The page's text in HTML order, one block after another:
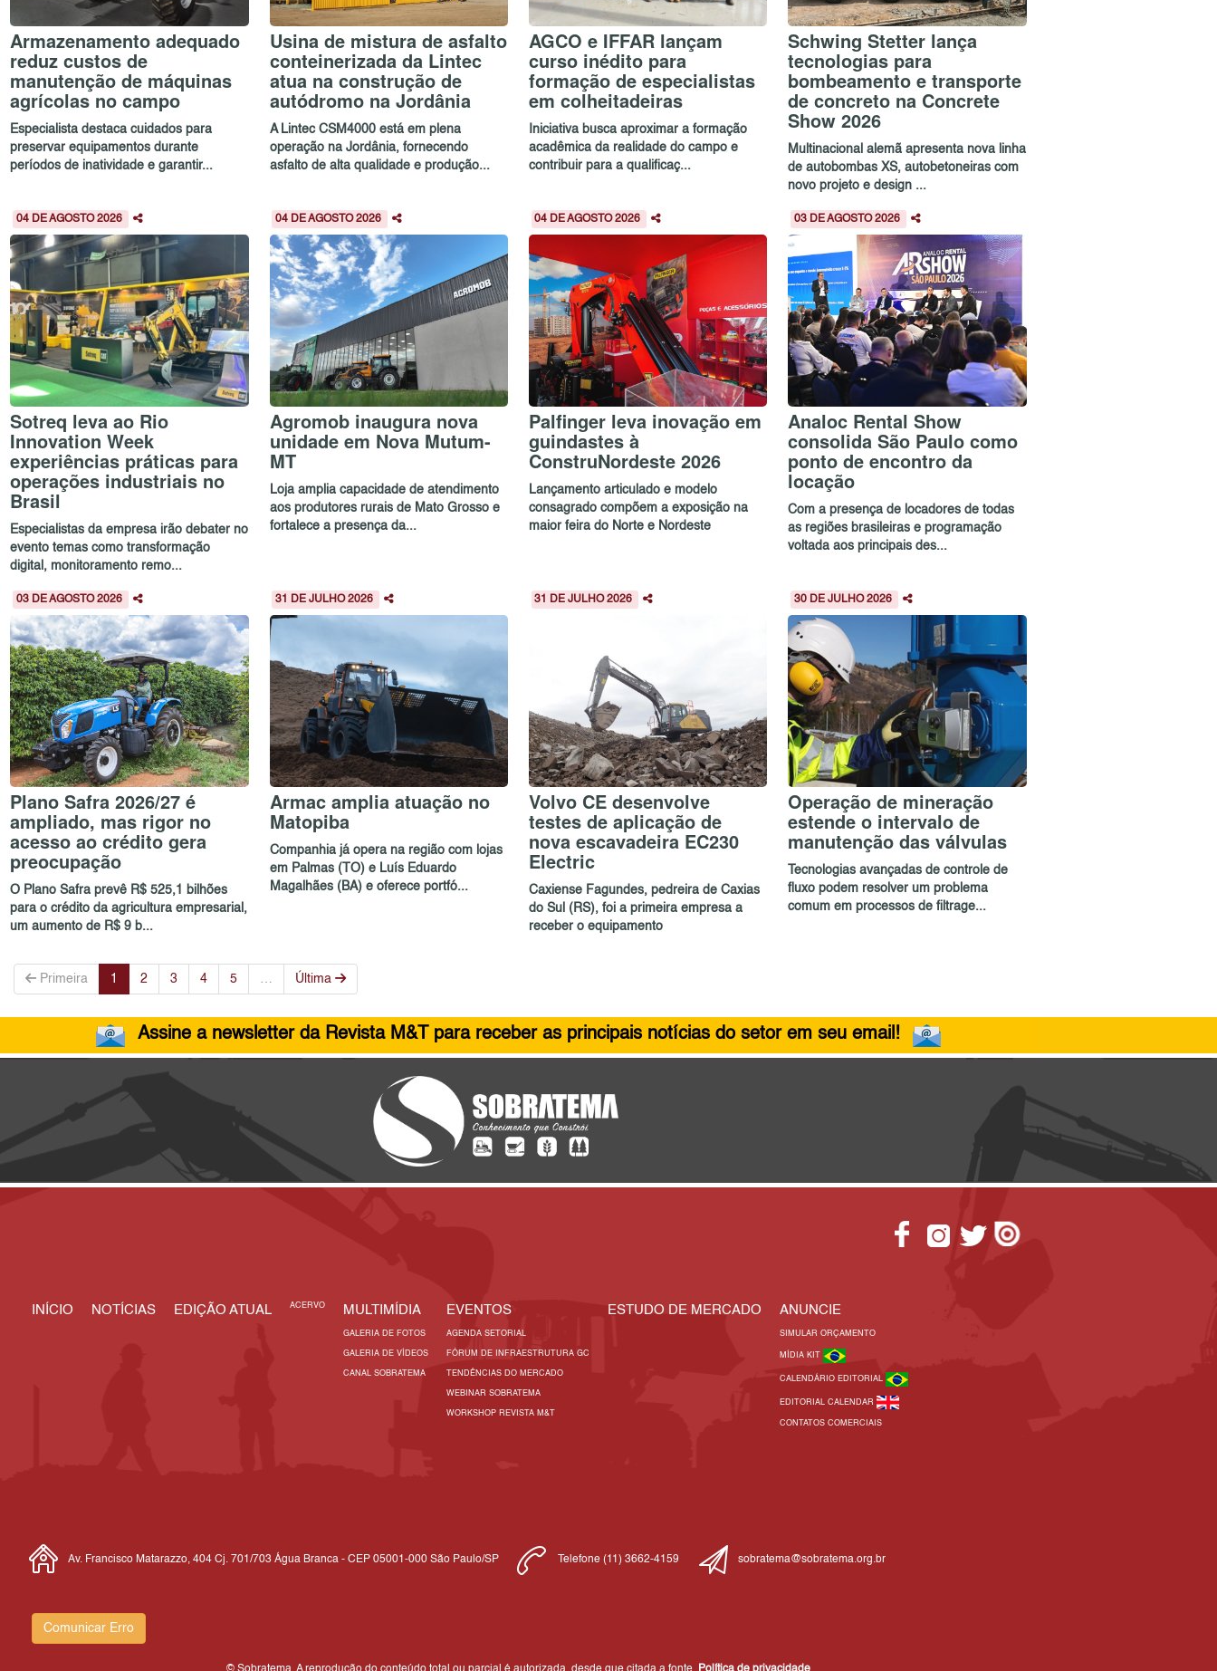
Armazenamento adequado
reduz custos de
manutenção de máquinas
agrícolas no campo
Especialista destaca cuidados para
preservar equipamentos durante
períodos de inatividade e garantir...
Usina de mistura de asfalto
conteinerizada da Lintec
atua na construção de
autódromo na Jordânia
A Lintec CSM4000 está em plena
operação na Jordânia, fornecendo
asfalto de alta qualidade e produção...
AGCO e IFFAR lançam
curso inédito para
formação de especialistas
em colheitadeiras
Iniciativa busca aproximar a formação
acadêmica da realidade do campo e
contribuir para a qualificaç...
Schwing Stetter lança
tecnologias para
bombeamento e transporte
de concreto na Concrete
Show 2026
Multinacional alemã apresenta nova linha
de autobombas XS, autobetoneiras com
novo projeto e design ...
04 DE AGOSTO 2026
Sotreq leva ao Rio
Innovation Week
experiências práticas para
operações industriais no
Brasil
Especialistas da empresa irão debater no
evento temas como transformação
digital, monitoramento remo...
04 DE AGOSTO 2026
Agromob inaugura nova
unidade em Nova Mutum-
MT
Loja amplia capacidade de atendimento
aos produtores rurais de Mato Grosso e
fortalece a presença da...
04 DE AGOSTO 2026
Palfinger leva inovação em
guindastes à
ConstruNordeste 2026
Lançamento articulado e modelo
consagrado compõem a exposição na
maior feira do Norte e Nordeste
03 DE AGOSTO 2026
Analoc Rental Show
consolida São Paulo como
ponto de encontro da
locação
Com a presença de locadores de todas
as regiões brasileiras e programação
voltada aos principais des...
03 DE AGOSTO 2026
Plano Safra 2026/27 é
ampliado, mas rigor no
acesso ao crédito gera
preocupação
O Plano Safra prevê R$ 525,1 bilhões
para o crédito da agricultura empresarial,
um aumento de R$ 9 b...
31 DE JULHO 2026
Armac amplia atuação no
Matopiba
Companhia já opera na região com lojas
em Palmas (TO) e Luís Eduardo
Magalhães (BA) e oferece portfó...
31 DE JULHO 2026
Volvo CE desenvolve
testes de aplicação de
nova escavadeira EC230
Electric
Caxiense Fagundes, pedreira de Caxias
do Sul (RS), foi a primeira empresa a
receber o equipamento
30 DE JULHO 2026
Operação de mineração
estende o intervalo de
manutenção das válvulas
Tecnologias avançadas de controle de
fluxo podem resolver um problema
comum em processos de filtrage...
Primeira 1 2 3 4 5 … Última
Assine a newsletter da Revista M&T para receber as principais notícias do setor em seu email!
INÍCIO NOTÍCIAS EDIÇÃO ATUAL ACERVO MULTIMÍDIA
GALERIA DE FOTOS
GALERIA DE VÍDEOS
CANAL SOBRATEMA
EVENTOS
AGENDA SETORIAL
FÓRUM DE INFRAESTRUTURA GC
TENDÊNCIAS DO MERCADO
WEBINAR SOBRATEMA
WORKSHOP REVISTA M&T
ESTUDO DE MERCADO ANUNCIE
SIMULAR ORÇAMENTO
MÍDIA KIT
CALENDÁRIO EDITORIAL
EDITORIAL CALENDAR
CONTATOS COMERCIAIS
Av. Francisco Matarazzo, 404 Cj. 701/703 Água Branca - CEP 05001-000 São Paulo/SP Telefone (11) 3662-4159 sobratema@sobratema.org.br
Comunicar Erro